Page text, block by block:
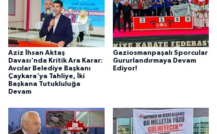
Aziz İhsan Aktaş
Davası'nda Kritik Ara Karar:
Avcılar Belediye Başkanı
Çaykara'ya Tahliye, İki
Başkana Tutukluluğa
Devam
Gaziosmanpaşalı Sporcular
Gururlandırmaya Devam
Ediyor!